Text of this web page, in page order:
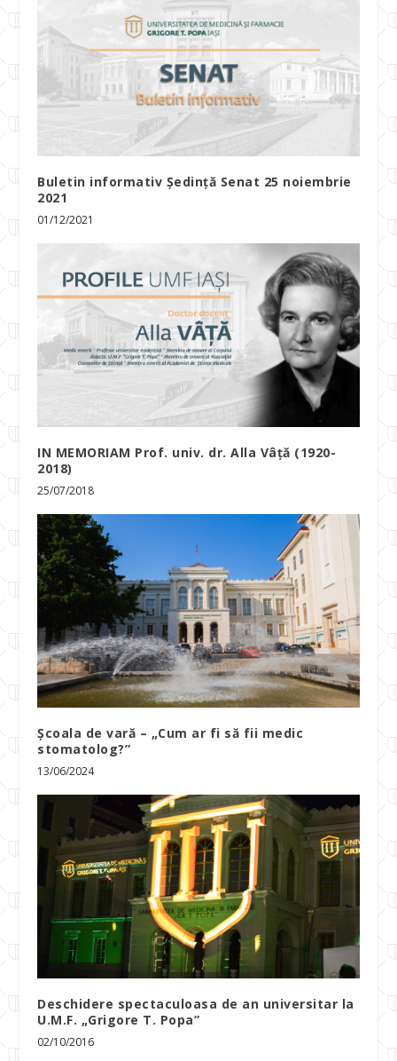
Buletin informativ Ședință Senat 25 noiembrie
2021
01/12/2021
IN MEMORIAM Prof. univ. dr. Alla Vâță (1920-
2018)
25/07/2018
Școala de vară – „Cum ar fi să fii medic
stomatolog?”
13/06/2024
Deschidere spectaculoasa de an universitar la
U.M.F. „Grigore T. Popa”
02/10/2016